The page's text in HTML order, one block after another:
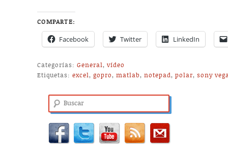
COMPARTE:
Facebook Twitter LinkedIn
Categorías: General,vídeo
Etiquetas: excel,gopro,matlab,notepad,polar,sony
Buscar